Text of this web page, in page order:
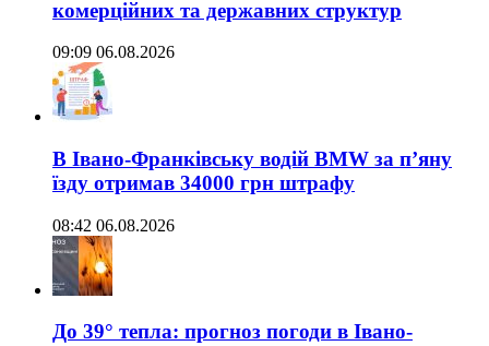
комерційних та державних структур
09:09 06.08.2026
В Івано-Франківську водій BMW за п’яну
їзду отримав 34000 грн штрафу
08:42 06.08.2026
До 39° тепла: прогноз погоди в Івано-